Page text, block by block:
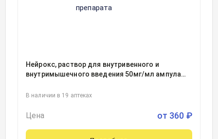
Нейрокс, раствор для внутривенного и
внутримышечного введения 50мг/мл ампула
В наличии в 19 аптеках
Цена от 360 ₽